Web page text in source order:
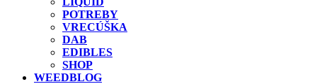
POTREBY
VRECÚŠKA
DAB
EDIBLES
SHOP
WEEDBLOG